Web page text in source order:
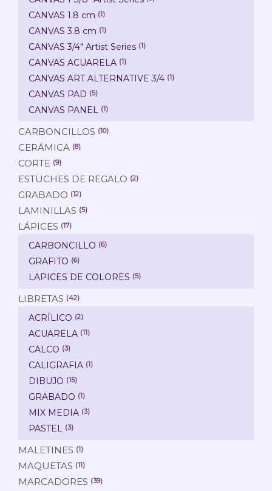
CANVAS 1.8 cm (1)
CANVAS 3.8 cm (1)
CANVAS 3/4" Artist Series (1)
CANVAS ACUARELA (1)
CANVAS ART ALTERNATIVE 3/4 (1)
CANVAS PAD (5)
CANVAS PANEL (1)
CARBONCILLOS (10)
CERÁMICA (8)
CORTE (9)
ESTUCHES DE REGALO (2)
GRABADO (12)
LAMINILLAS (5)
LÁPICES (17)
CARBONCILLO (6)
GRAFITO (6)
LAPICES DE COLORES (5)
LIBRETAS (42)
ACRÍLICO (2)
ACUARELA (11)
CALCO (3)
CALIGRAFIA (1)
DIBUJO (15)
GRABADO (1)
MIX MEDIA (3)
PASTEL (3)
MALETINES (1)
MAQUETAS (11)
MARCADORES (39)